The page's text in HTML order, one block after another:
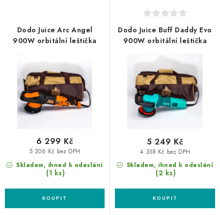
Dodo Juice Arc Angel
900W orbitální leštička
Skladem, ihned k odeslání
(1 ks)
5 206 Kč bez DPH
6 299 Kč
Dodo Juice Buff Daddy Evo
900W orbitální leštička
Skladem, ihned k odeslání
(2 ks)
4 338 Kč bez DPH
5 249 Kč